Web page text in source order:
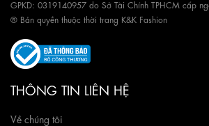
GPKD: 0319140957 do Sở Tài Chính TPHCM cấp
® Bản quyền thuộc thời trang K&K Fashion
THÔNG TIN LIÊN HỆ
Về chúng tôi